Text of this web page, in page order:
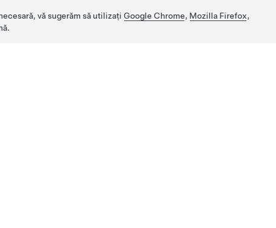
vă sugerăm să utilizați Google Chrome, Mozilla Firefox,